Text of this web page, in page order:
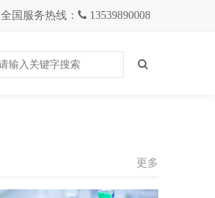
全国服务热线： 13539890008
更多